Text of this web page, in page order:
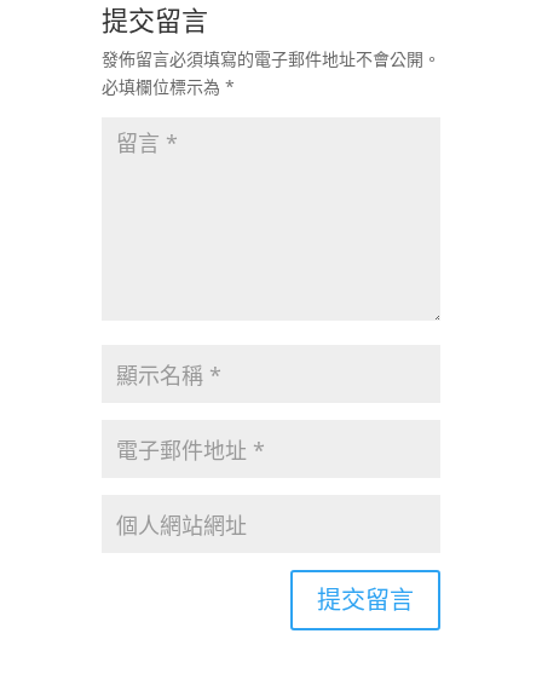
提交留言
發佈留言必須填寫的電子郵件地址不會公開。
必填欄位標示為 *